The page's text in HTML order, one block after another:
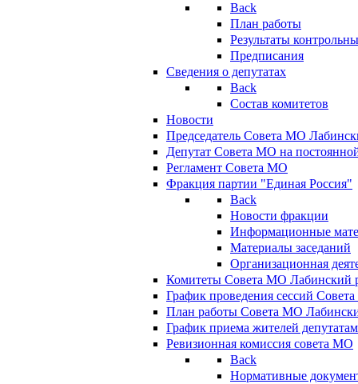
Back
План работы
Результаты
Предписания
Сведения о депутатах
Back
Состав комитетов
Новости
Председатель Совета МО
Депутат Совета МО на
Регламент Совета МО
Фракция партии "Единая Россия"
Back
Новости фракции
Информационные
Материалы заседаний
Организационная
Комитеты Совета МО Лабинский
График проведения сессий
План работы Совета МО
График приема жителей
Ревизионная комиссия совета МО
Back
Нормативные